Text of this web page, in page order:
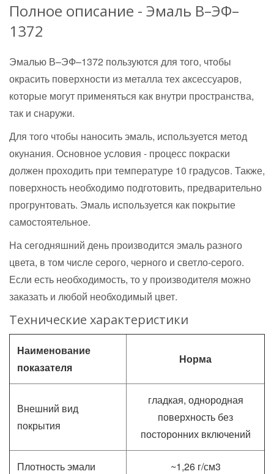
Полное описание - Эмаль В–ЭФ–
1372
Эмалью В–ЭФ–1372 пользуются для того, чтобы
окрасить поверхности из металла тех аксессуаров,
которые могут применяться как внутри пространства,
так и снаружи.
Для того чтобы наносить эмаль, используется метод
окунания. Основное условия - процесс покраски
должен проходить при температуре 10 градусов. Также,
поверхность необходимо подготовить, предварительно
прогрунтовать. Эмаль используется как покрытие
самостоятельное.
На сегодняшний день производится эмаль разного
цвета, в том числе серого, черного и светло-серого.
Если есть необходимость, то у производителя можно
заказать и любой необходимый цвет.
Технические характеристики
Наименование
показателя
Норма
Внешний вид
покрытия
гладкая, однородная
поверхность без
посторонних включений
Плотность эмали ~1,26 г/см3